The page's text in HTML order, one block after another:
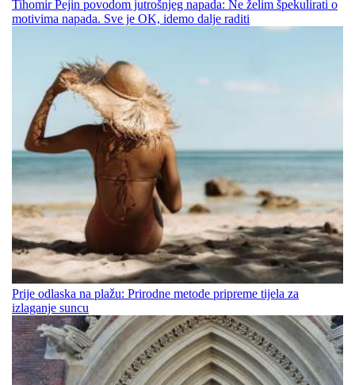
Tihomir Pejin povodom jutrošnjeg napada: Ne želim špekulirati o
motivima napada. Sve je OK, idemo dalje raditi
Prije odlaska na plažu: Prirodne metode pripreme tijela za
izlaganje suncu